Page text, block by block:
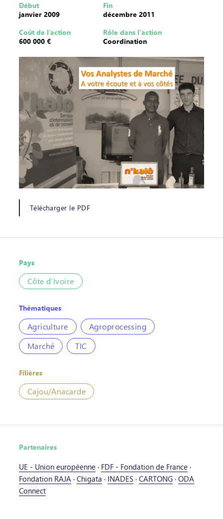
Début
janvier 2009
Fin
décembre 2011
Coût de l’action
600 000 €
Rôle dans l'action
Coordination
Télécharger le PDF
Pays
Côte d’Ivoire
Thématiques
Agriculture
Agroprocessing
Marché
TIC
Filières
Cajou/Anacarde
Partenaires
UE - Union européenne· FDF - Fondation de France·
Fondation RAJA · Chigata · INADES· CARTONG· ODA
Connect